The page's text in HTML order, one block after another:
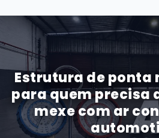
Estrutura de ponta
para quem precisa
mexe com ar